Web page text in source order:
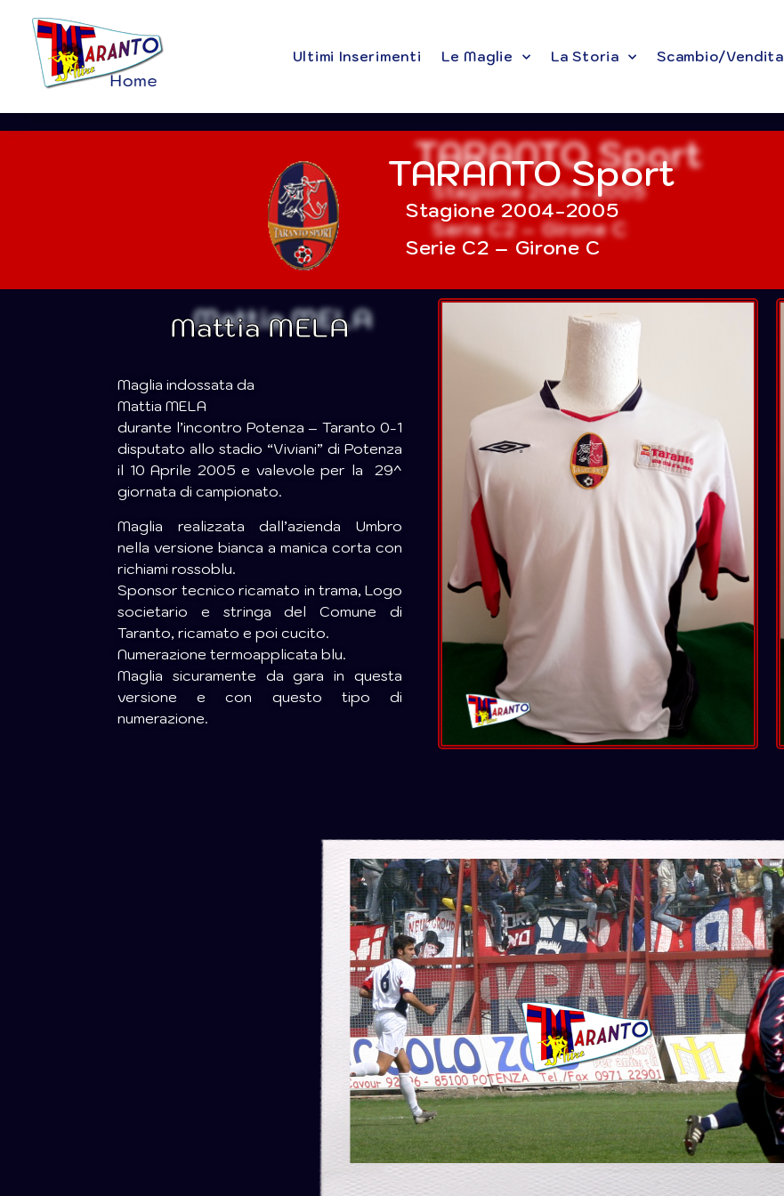
Ultimi Inserimenti Le Maglie La Storia Scambio/Vendita
TARANTO Sport
Stagione 2004-2005
Serie C2 – Girone C
Mattia MELA
Maglia indossata da
Mattia MELA
durante l’incontro Potenza – Taranto 0-1
disputato allo stadio “Viviani” di Potenza
il 10 Aprile 2005 e valevole per la 29^
giornata di campionato.
Maglia realizzata dall’azienda Umbro
nella versione bianca a manica corta con
richiami rossoblu.
Sponsor tecnico ricamato in trama, Logo
societario e stringa del Comune di
Taranto, ricamato e poi cucito.
Numerazione termoapplicata blu.
Maglia sicuramente da gara in questa
versione e con questo tipo di
numerazione.